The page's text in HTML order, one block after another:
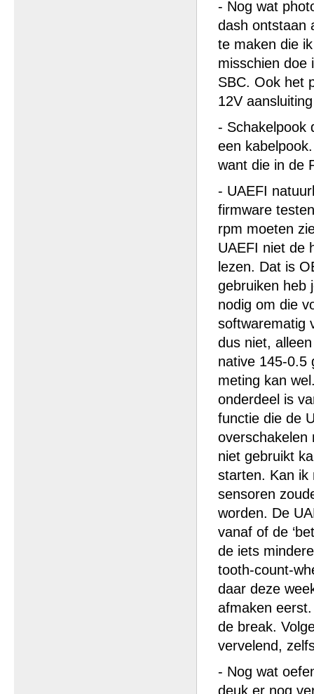
- Nog wat
dash ontstaan
te maken die
misschien doe
SBC. Ook het
12V
- Schakelpook
een
want die in de
- UAEFI
firmware
rpm moeten
UAEFI niet de
lezen. Dat is
gebruiken heb
nodig om die
softwarematig
dus niet,
native 145-0.5
meting kan
onderdeel is
functie die de
overschakelen
niet gebruikt
starten. Kan ik
sensoren
worden. De
vanaf of de
de iets
tooth-count-
daar deze
afmaken
de break.
vervelend,
- Nog wat
deuk er nog